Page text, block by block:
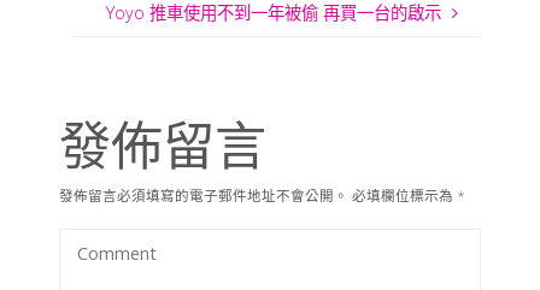
Yoyo 推車使用不到一年被偷 再買一台的啟示
發佈留言
發佈留言必須填寫的電子郵件地址不會公開。 必填欄位標示為 *